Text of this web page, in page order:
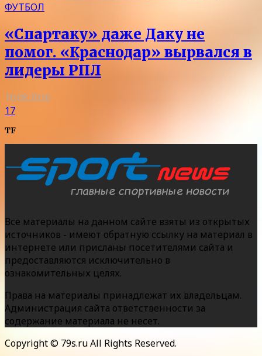
ФУТБОЛ
«Спартаку» даже Даку не
помог. «Краснодар» вырвался в
лидеры РПЛ
10.08.2026
17
TF
Все материалы на данном сайте взяты из открытых
источников - имеют обратную ссылку на материал в
интернете или присланы посетителями сайта и
предоставляются исключительно в
ознакомительных целях.
Права на материалы принадлежат их владельцам.
Администрация сайта ответственности за
содержание материала не несет.
Copyright © 79s.ru All Rights Reserved.